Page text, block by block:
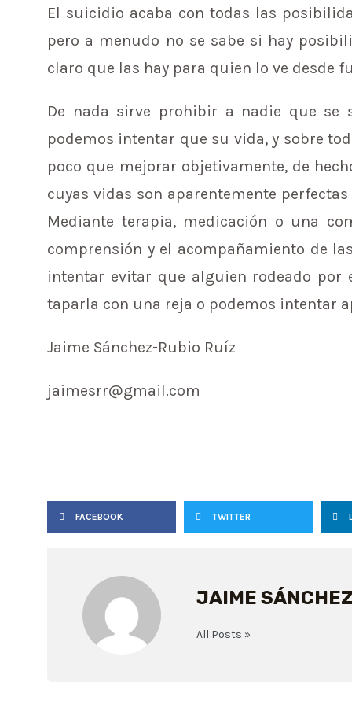
El suicidio acaba con todas las
pero a menudo no se sabe si hay
claro que las hay para quien lo ve desde
De nada sirve prohibir a nadie que se
podemos intentar que su vida, y sobre
poco que mejorar objetivamente, de
cuyas vidas son aparentemente
Mediante terapia, medicación o una
comprensión y el acompañamiento de
intentar evitar que alguien rodeado
taparla con una reja o podemos intentar
Jaime Sánchez-Rubio Ruíz
jaimesrr@gmail.com
FACEBOOK TWITTER
JAIME
All Posts »